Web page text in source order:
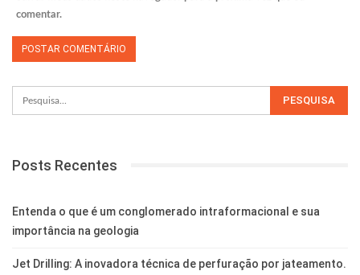
comentar.
Posts Recentes
Entenda o que é um conglomerado intraformacional e sua
importância na geologia
Jet Drilling: A inovadora técnica de perfuração por jateamento.